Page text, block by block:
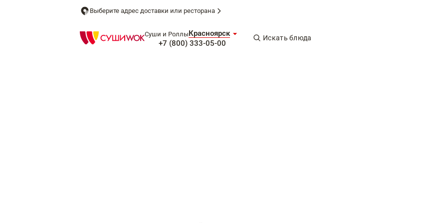
Выберите адрес доставки или ресторана
Суши и РоллыКрасноярск
+7 (800) 333-05-00
Искать блюда